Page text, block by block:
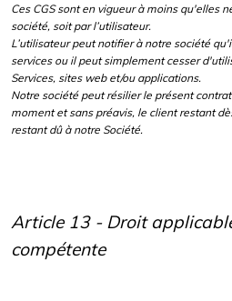
Ces CGS sont en vigueur à moins qu'elles
société, soit par l’utilisateur.
L’utilisateur peut notifier à notre société
services ou il peut simplement cesser
Services, sites web et/ou applications.
Notre société peut résilier le présent
moment et sans préavis, le client restant
restant dû à notre Société.
Article 13 - Droit
compétente